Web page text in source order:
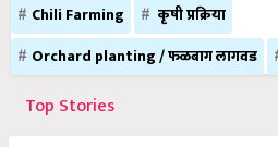
Chili Farming
कृषी प्रक्रिया
Orchard planting / फळबाग लागवड
Top Stories